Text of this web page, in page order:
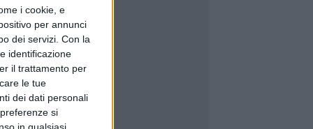
i cookie, e
per annunci
dei servizi. Con la
identificazione
il trattamento per
le tue
dei dati personali
si